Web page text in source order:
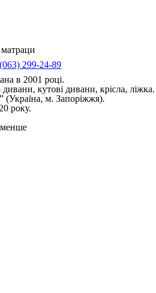
(063) 299-24-89
в 2001 році.
дивани, кутові дивани, крісла, ліжка.
(Україна, м. Запоріжжя).
року.